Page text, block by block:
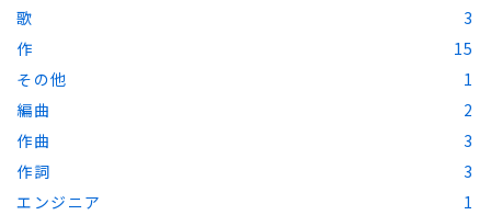
歌
3
作
15
その他
1
編曲
2
作曲
3
作詞
3
エンジニア
1